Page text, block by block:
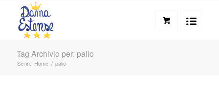
Tag Archivio per: palio
Sei in: Home / palio